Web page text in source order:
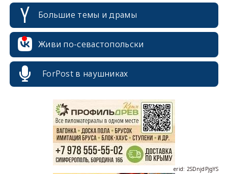
Большие темы и драмы
Живи по-севастопольски
ForPost в наушниках
erid: 2SDnjdPjgYS